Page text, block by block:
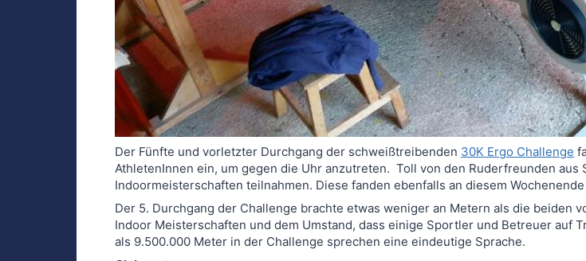
Der Fünfte und vorletzter Durchgang der schweißtreibenden 30K Ergo Challenge
AthletenInnen ein, um gegen die Uhr anzutreten. Toll von den Ruderfreunden
Indoormeisterschaften teilnahmen. Diese fanden ebenfalls an diesem
Der 5. Durchgang der Challenge brachte etwas weniger an Metern als die beiden
Indoor Meisterschaften und dem Umstand, dass einige Sportler und Betreuer
als 9.500.000 Meter in der Challenge sprechen eine eindeutige Sprache.